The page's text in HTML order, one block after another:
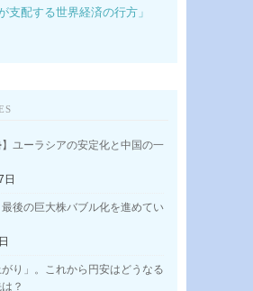
支配する世界経済の行方」
】ユーラシアの安定化と中国の一
日
後の巨大株バブル化を進めてい
り」。これから円安はどうなる
？